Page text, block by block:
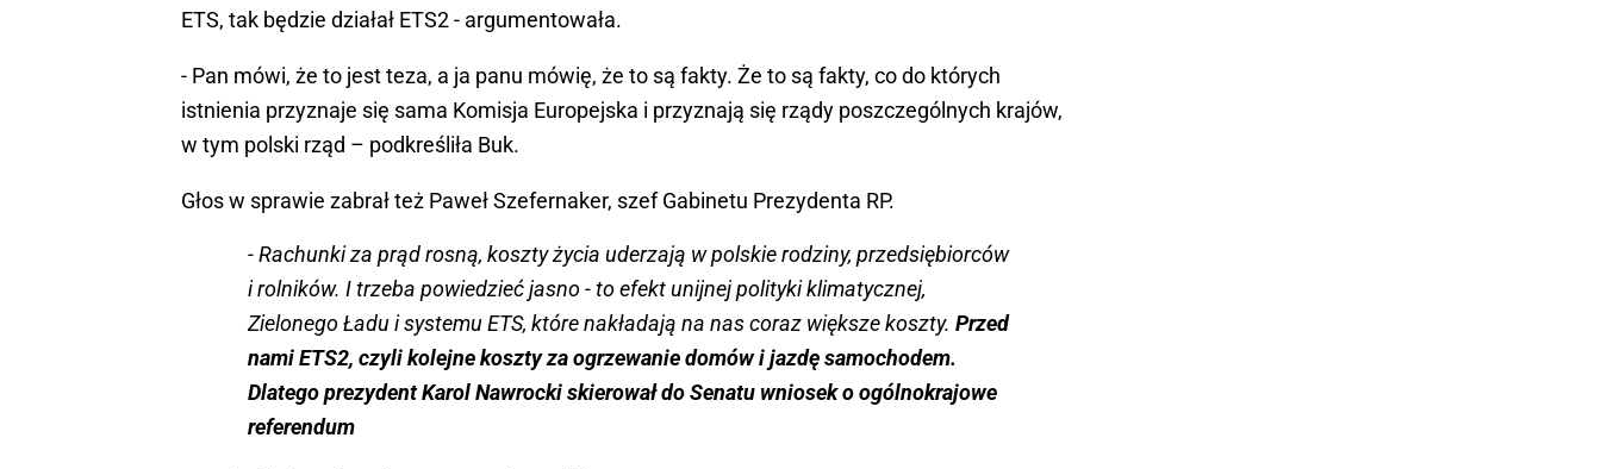
ETS, tak będzie działał ETS2 - argumentowała.
- Pan mówi, że to jest teza, a ja panu mówię, że to są fakty. Że to są fakty, co do których
istnienia przyznaje się sama Komisja Europejska i przyznają się rządy poszczególnych krajów,
w tym polski rząd – podkreśliła Buk.
Głos w sprawie zabrał też Paweł Szefernaker, szef Gabinetu Prezydenta RP.
- Rachunki za prąd rosną, koszty życia uderzają w polskie rodziny, przedsiębiorców
i rolników. I trzeba powiedzieć jasno - to efekt unijnej polityki klimatycznej,
Zielonego Ładu i systemu ETS, które nakładają na nas coraz większe koszty. Przed
nami ETS2, czyli kolejne koszty za ogrzewanie domów i jazdę samochodem.
Dlatego prezydent Karol Nawrocki skierował do Senatu wniosek o ogólnokrajowe
referendum